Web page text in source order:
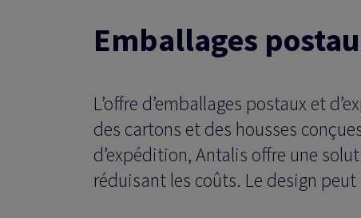
Emballages
L’offre d’emballages postaux et
des cartons et des housses
d’expédition, Antalis offre une
réduisant les coûts. Le design